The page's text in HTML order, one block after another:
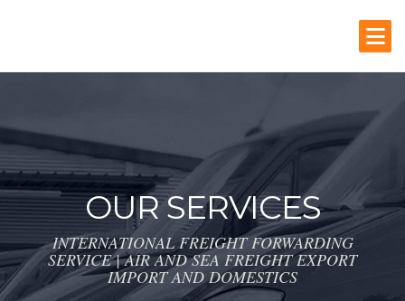
OUR SERVICES
INTERNATIONAL FREIGHT FORWARDING
SERVICE | AIR AND SEA FREIGHT EXPORT
IMPORT AND DOMESTICS